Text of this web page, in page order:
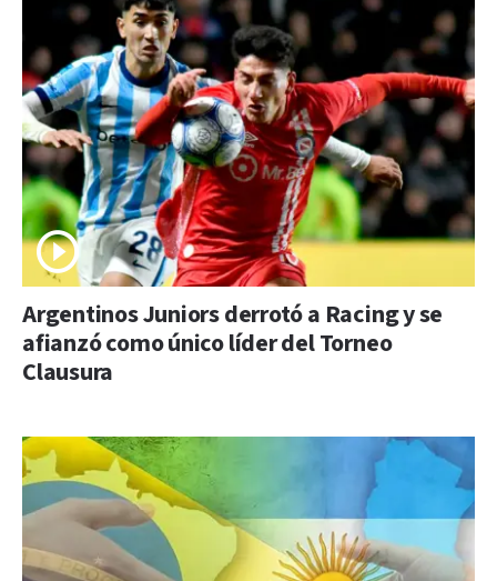
Argentinos Juniors derrotó a Racing y se
afianzó como único líder del Torneo
Clausura